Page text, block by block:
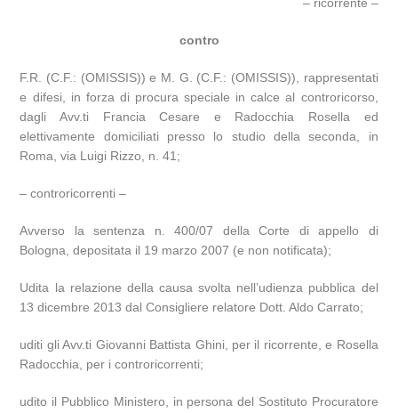
contro
F.R. (C.F.: (OMISSIS)) e M. G. (C.F.: (OMISSIS)), rappresentati
e difesi, in forza di procura speciale in calce al controricorso,
dagli Avv.ti Francia Cesare e Radocchia Rosella ed
elettivamente domiciliati presso lo studio della seconda, in
Roma, via Luigi Rizzo, n. 41;
– controricorrenti –
Avverso la sentenza n. 400/07 della Corte di appello di
Bologna, depositata il 19 marzo 2007 (e non notificata);
Udita la relazione della causa svolta nell’udienza pubblica del
13 dicembre 2013 dal Consigliere relatore Dott. Aldo Carrato;
uditi gli Avv.ti Giovanni Battista Ghini, per il ricorrente, e Rosella
Radocchia, per i controricorrenti;
udito il Pubblico Ministero, in persona del Sostituto Procuratore